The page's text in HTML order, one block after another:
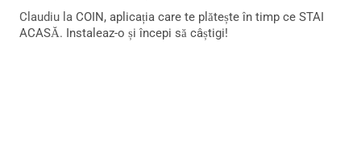
Claudiu la COIN, aplicația care te plătește în timp ce STAI
ACASĂ. Instaleaz-o și începi să câștigi!